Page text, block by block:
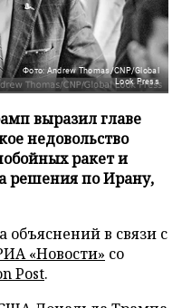
Фото: Andrew Thomas/CNP/Global
Look Press
выразил главе
недовольство
ракет и
решения по Ирану,
объяснений в связи с
«Новости» со
Post.